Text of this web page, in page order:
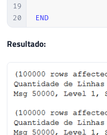
19
20
END
Resultado: